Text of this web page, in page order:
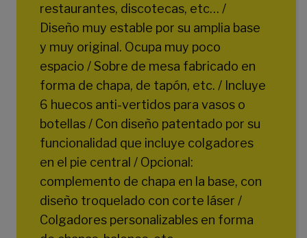
restaurantes, discotecas, etc… /
Diseño muy estable por su amplia base
y muy original. Ocupa muy poco
espacio / Sobre de mesa fabricado en
forma de chapa, de tapón, etc. / Incluye
6 huecos anti-vertidos para vasos o
botellas / Con diseño patentado por su
funcionalidad que incluye colgadores
en el pie central / Opcional:
complemento de chapa en la base, con
diseño troquelado con corte láser /
Colgadores personalizables en forma